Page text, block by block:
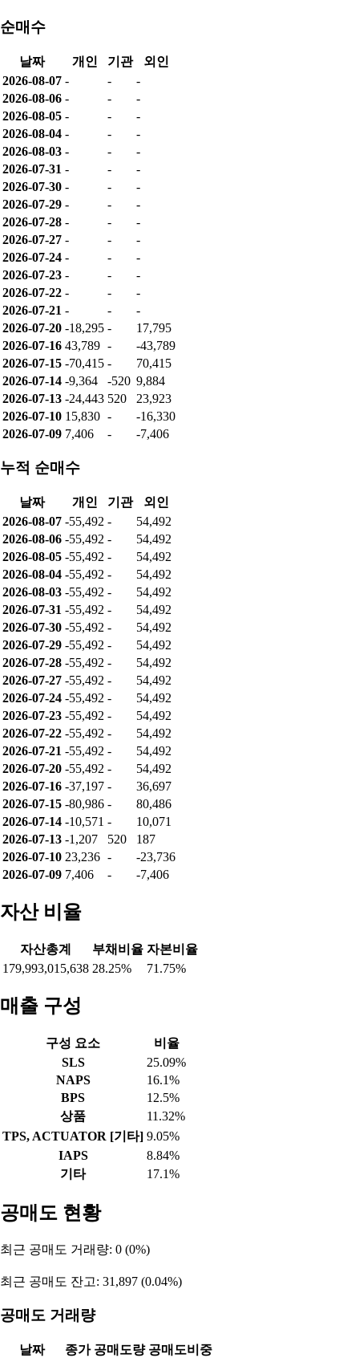
순매수
날짜 개인 기관
외인
2026-08-07 - -
-
2026-08-06 - -
-
2026-08-05 - -
-
2026-08-04 - -
-
2026-08-03 - -
-
2026-07-31 - -
-
2026-07-30 - -
-
2026-07-29 - -
-
2026-07-28 - -
-
2026-07-27 - -
-
2026-07-24 - -
-
2026-07-23 - -
-
2026-07-22 - -
-
2026-07-21 - -
-
2026-07-20 -18,295 -
17,795
2026-07-16 43,789 -
-43,789
2026-07-15 -70,415 -
70,415
2026-07-14 -9,364 -520 9,884
2026-07-13 -24,443 520
23,923
2026-07-10 15,830 -
-16,330
2026-07-09 7,406 - -7,406
누적 순매수
날짜 개인 기관
외인
2026-08-07 -55,492 -
54,492
2026-08-06 -55,492 -
54,492
2026-08-05 -55,492 -
54,492
2026-08-04 -55,492 -
54,492
2026-08-03 -55,492 -
54,492
2026-07-31 -55,492 -
54,492
2026-07-30 -55,492 -
54,492
2026-07-29 -55,492 -
54,492
2026-07-28 -55,492 -
54,492
2026-07-27 -55,492 -
54,492
2026-07-24 -55,492 -
54,492
2026-07-23 -55,492 -
54,492
2026-07-22 -55,492 -
54,492
2026-07-21 -55,492 -
54,492
2026-07-20 -55,492 -
54,492
2026-07-16 -37,197 -
36,697
2026-07-15 -80,986 -
80,486
2026-07-14 -10,571 -
10,071
2026-07-13 -1,207 520
187
2026-07-10 23,236 -
-23,736
2026-07-09 7,406 - -7,406
자산 비율
자산총계 부채비율 자본비율
179,993,015,638 28.25% 71.75%
매출 구성
구성 요소
비율
SLS
25.09%
NAPS
16.1%
BPS
12.5%
상품
11.32%
TPS, ACTUATOR [기타] 9.05%
IAPS
8.84%
기타
17.1%
공매도 현황
최근 공매도 거래량: 0 (0%)
최근 공매도 잔고: 31,897 (0.04%)
공매도 거래량
날짜 종가 공매도량 공매도비중